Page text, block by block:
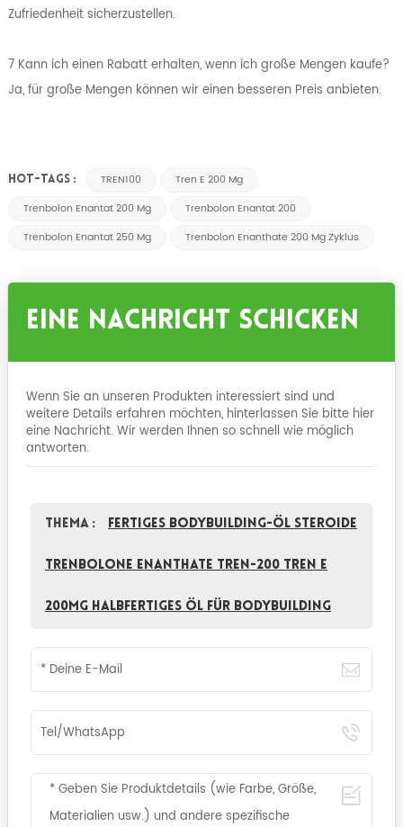
Zufriedenheit sicherzustellen.
7 Kann ich einen Rabatt erhalten, wenn ich große Mengen kaufe?
Ja, für große Mengen können wir einen besseren Preis anbieten.
HOT-TAGS : TREN100
Tren E 200 Mg
Trenbolon Enantat 200 Mg
Trenbolon Enantat 200
Trenbolon Enantat 250 Mg
Trenbolon Enanthate 200 Mg Zyklus
Eine Nachricht Schicken
Wenn Sie an unseren Produkten interessiert sind und
weitere Details erfahren möchten, hinterlassen Sie bitte hier
eine Nachricht. Wir werden Ihnen so schnell wie möglich
antworten.
Thema : Fertiges Bodybuilding-Öl Steroide
Trenbolone Enanthate TREN-200 Tren E
200mg Halbfertiges Öl für Bodybuilding